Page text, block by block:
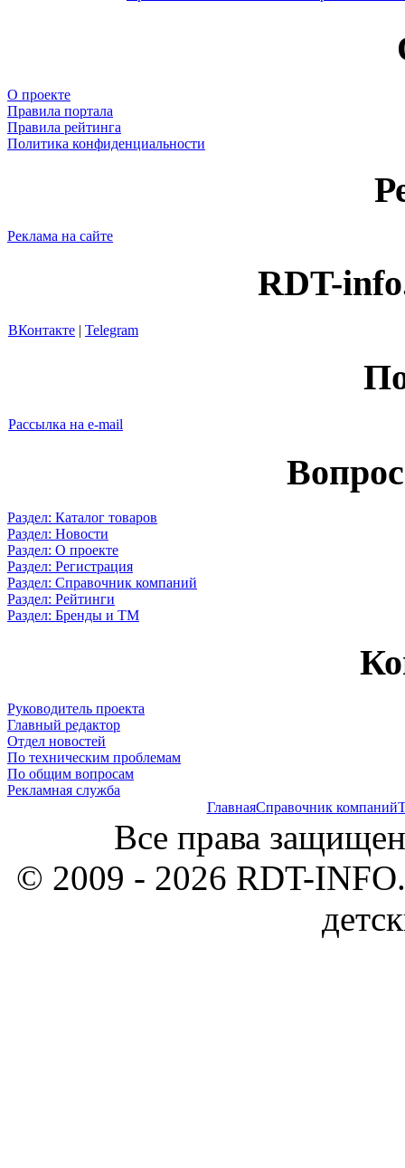
О проекте
Правила портала
Правила рейтинга
Политика конфиденциальности
Реклама на сайте
RDT-
ВКонтакте | Telegram
Рассылка на e-mail
Раздел: Каталог товаров
Раздел: Новости
Раздел: О проекте
Раздел: Регистрация
Раздел: Справочник компаний
Раздел: Рейтинги
Раздел: Бренды и ТМ
Руководитель проекта
Главный редактор
Отдел новостей
По техническим проблемам
По общим вопросам
Рекламная служба
ГлавнаяСправочник компаний
Все права
© 2009 - 2026 RDT-